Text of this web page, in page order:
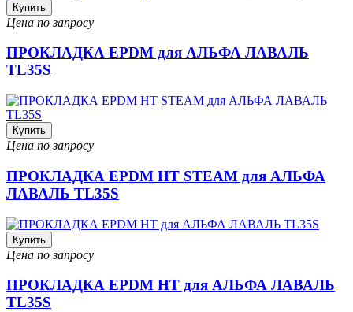
Купить
Цена по запросу
ПРОКЛАДКА EPDM для АЛЬФА ЛАВАЛЬ
TL35S
Купить
Цена по запросу
ПРОКЛАДКА EPDM HT STEAM для АЛЬФА
ЛАВАЛЬ TL35S
Купить
Цена по запросу
ПРОКЛАДКА EPDM HT для АЛЬФА ЛАВАЛЬ
TL35S